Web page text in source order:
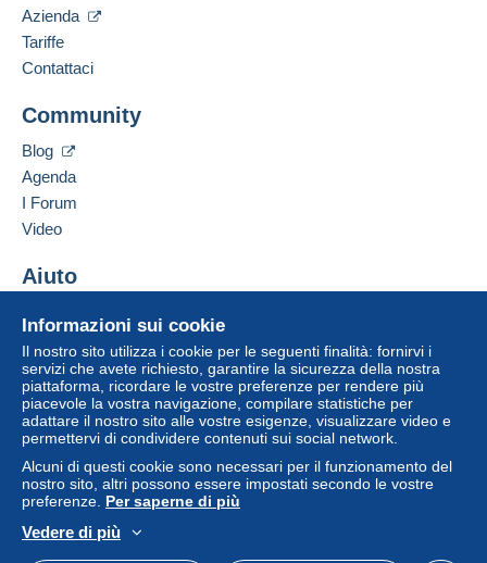
Informazioni sui cookie
Il nostro sito utilizza i cookie per le seguenti finalità: fornirvi i
servizi che avete richiesto, garantire la sicurezza della nostra
piattaforma, ricordare le vostre preferenze per rendere più
piacevole la vostra navigazione, compilare statistiche per
adattare il nostro sito alle vostre esigenze, visualizzare video e
permettervi di condividere contenuti sui social network.
Alcuni di questi cookie sono necessari per il funzionamento del
nostro sito, altri possono essere impostati secondo le vostre
preferenze. Per saperne di più
Vedere di più
Azienda
Tariffe
Contattaci
Community
Blog
Agenda
I Forum
Video
Aiuto
Acquistare su Delcampe
Vendere su Delcampe
Un sito sicuro